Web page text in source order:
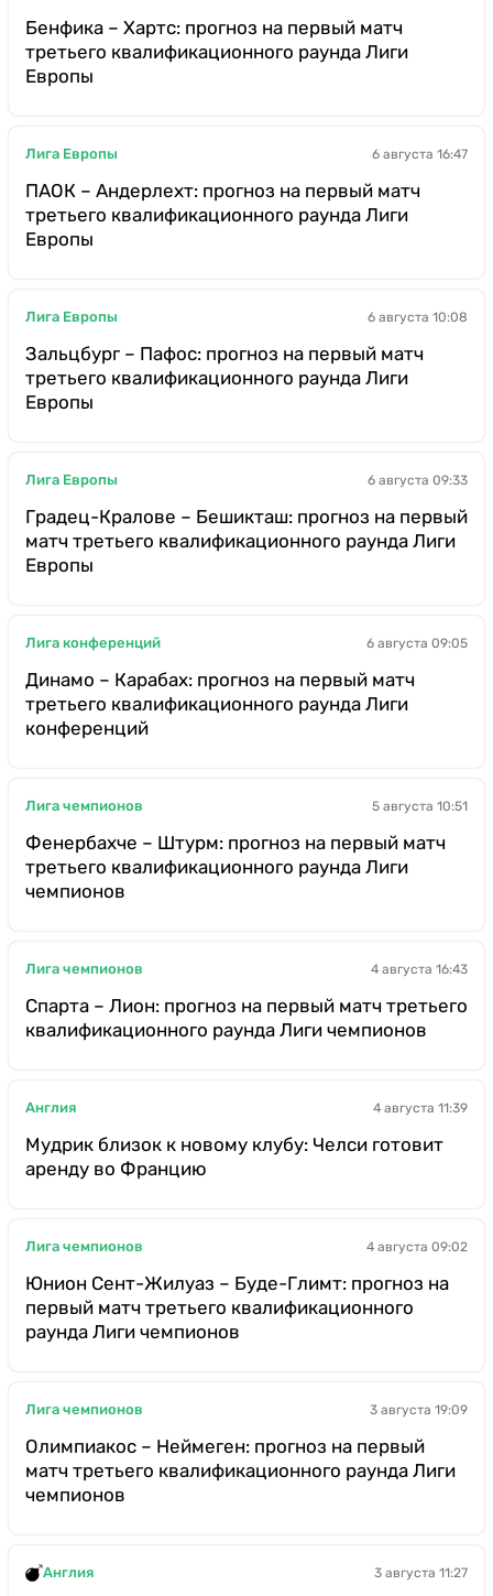
Бенфика – Хартс: прогноз на первый матч
третьего квалификационного раунда Лиги
Европы
Лига Европы 6 августа 16:47
ПАОК – Андерлехт: прогноз на первый матч
третьего квалификационного раунда Лиги
Европы
Лига Европы 6 августа 10:08
Зальцбург – Пафос: прогноз на первый матч
третьего квалификационного раунда Лиги
Европы
Лига Европы 6 августа 09:33
Градец-Кралове – Бешикташ: прогноз на первый
матч третьего квалификационного раунда Лиги
Европы
Лига конференций 6 августа 09:05
Динамо – Карабах: прогноз на первый матч
третьего квалификационного раунда Лиги
конференций
Лига чемпионов 5 августа 10:51
Фенербахче – Штурм: прогноз на первый матч
третьего квалификационного раунда Лиги
чемпионов
Лига чемпионов 4 августа 16:43
Спарта – Лион: прогноз на первый матч третьего
квалификационного раунда Лиги чемпионов
Англия 4 августа 11:39
Мудрик близок к новому клубу: Челси готовит
аренду во Францию
Лига чемпионов 4 августа 09:02
Юнион Сент-Жилуаз – Буде-Глимт: прогноз на
первый матч третьего квалификационного
раунда Лиги чемпионов
Лига чемпионов 3 августа 19:09
Олимпиакос – Неймеген: прогноз на первый
матч третьего квалификационного раунда Лиги
чемпионов
Англия 3 августа 11:27